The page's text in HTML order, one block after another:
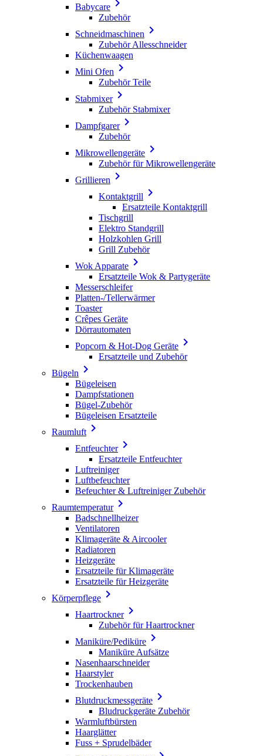
Babycare 
Zubehör
Schneidmaschinen 
Zubehör Allesschneider
Küchenwaagen
Mini Ofen 
Zubehör Teile
Stabmixer
Zubehör Stabmixer
Dampfgarer
Zubehör
Mikrowellengeräte 
Zubehör für Mikrowellengeräte
Grillieren 
Kontaktgrill 
Ersatzteile Kontaktgrill
Tischgrill
Elektro Standgrill
Holzkohlen Grill
Grill Zubehör
Wok Apparate 
Ersatzteile Wok & Partygeräte
Messerschleifer
Platten-/Tellerwärmer
Toaster
Crêpes Geräte
Dörrautomaten
Popcorn & Hot-Dog Geräte 
Ersatzteile und Zubehör
Bügeln 
Bügeleisen
Dampfstationen
Bügel-Zubehör
Bügeleisen Ersatzteile
Raumluft 
Entfeuchter
Ersatzteile Entfeuchter
Luftreiniger
Luftbefeuchter
Befeuchter & Luftreiniger Zubehör
Raumtemperatur
Badschnellheizer
Ventilatoren
Klimageräte & Aircooler
Radiatoren
Heizgeräte
Ersatzteile für Klimageräte
Ersatzteile für Heizgeräte
Körperpflege 
Haartrockner
Zubehör für Haartrockner
Maniküre/Pediküre 
Maniküre Aufsätze
Nasenhaarschneider
Haarstyler
Trockenhauben
Blutdruckmessgeräte 
Bludruckgeräte Zubehör
Warmluftbürsten
Haarglätter
Fuss + Sprudelbäder